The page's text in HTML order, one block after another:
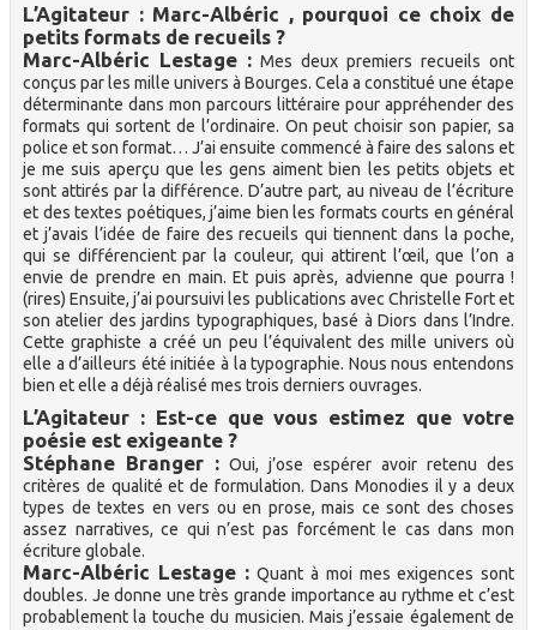
L’Agitateur : Marc-Albéric , pourquoi ce choix de
petits formats de recueils ?
Marc-Albéric Lestage : Mes deux premiers recueils ont
conçus par les mille univers à Bourges. Cela a constitué une étape
déterminante dans mon parcours littéraire pour appréhender des
formats qui sortent de l’ordinaire. On peut choisir son papier, sa
police et son format… J’ai ensuite commencé à faire des salons et
je me suis aperçu que les gens aiment bien les petits objets et
sont attirés par la différence. D’autre part, au niveau de l’écriture
et des textes poétiques, j’aime bien les formats courts en général
et j’avais l’idée de faire des recueils qui tiennent dans la poche,
qui se différencient par la couleur, qui attirent l’œil, que l’on a
envie de prendre en main. Et puis après, advienne que pourra !
(rires) Ensuite, j’ai poursuivi les publications avec Christelle Fort et
son atelier des jardins typographiques, basé à Diors dans l’Indre.
Cette graphiste a créé un peu l’équivalent des mille univers où
elle a d’ailleurs été initiée à la typographie. Nous nous entendons
bien et elle a déjà réalisé mes trois derniers ouvrages.
L’Agitateur : Est-ce que vous estimez que votre
poésie est exigeante ?
Stéphane Branger : Oui, j’ose espérer avoir retenu des
critères de qualité et de formulation. Dans Monodies il y a deux
types de textes en vers ou en prose, mais ce sont des choses
assez narratives, ce qui n’est pas forcément le cas dans mon
écriture globale.
Marc-Albéric Lestage :Quant à moi mes exigences sont
doubles. Je donne une très grande importance au rythme et c’est
probablement la touche du musicien. Mais j’essaie également de